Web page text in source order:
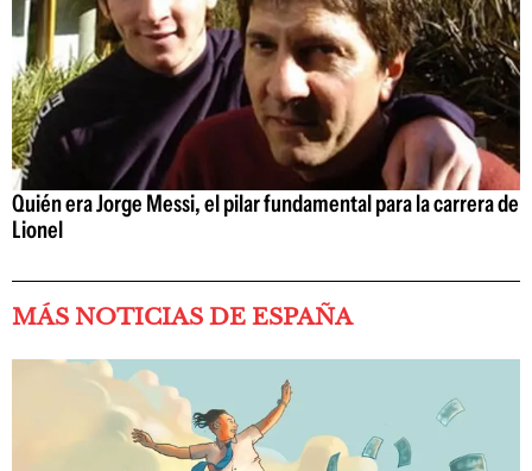
Quién era Jorge Messi, el pilar fundamental para la carrera de
Lionel
MÁS NOTICIAS DE ESPAÑA